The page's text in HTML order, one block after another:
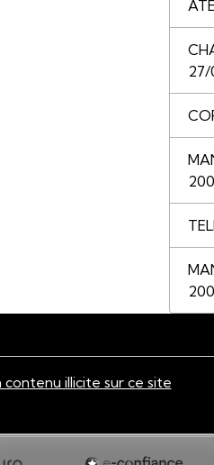
27/
contenu illicite sur ce site